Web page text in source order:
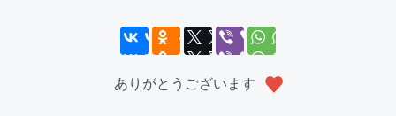
ありがとうございます